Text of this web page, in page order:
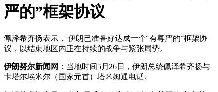
严的”框架协议
佩泽希齐扬表示， 伊朗已准备好达成一个“有尊严的”框架协
议，以结束地区内正在持续的战争与紧张局势。
伊朗努尔新闻网： 当地时间5月26日，伊朗总统佩泽希齐扬与
卡塔尔埃米尔（国家元首）塔米姆通电话。